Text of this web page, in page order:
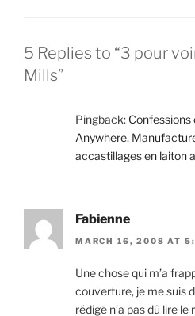
5 Replies to “3 pour
Mills”
Pingback: Confessions
Anywhere,
accastillages en laiton
Fabienne
MARCH 16, 2008 AT
Une chose qui m’a
couverture, je me suis
rédigé n’a pas dû lire le